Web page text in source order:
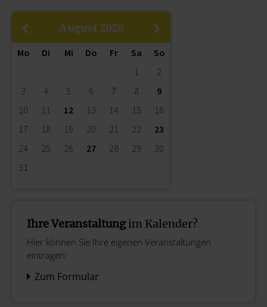
August 2026
Mo Di Mi Do Fr Sa
So
1
2
3
4 5 6 7 8
9
10
11 12 13 14 15
16
17
18 19 20 21 22
23
24
25 26 27 28 29
30
31
Ihre Veranstaltungim Kalender?
Hier können Sie Ihre eigenen Veranstaltungen
eintragen:
Zum Formular